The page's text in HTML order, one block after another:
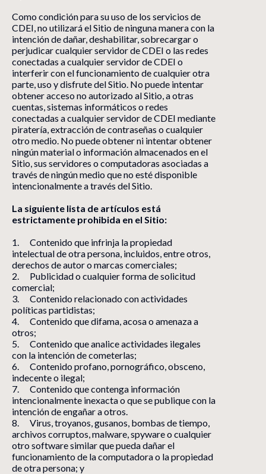
Como condición para su uso de los servicios de
CDEI, no utilizará el Sitio de ninguna manera con la
intención de dañar, deshabilitar, sobrecargar o
perjudicar cualquier servidor de CDEI o las redes
conectadas a cualquier servidor de CDEI o
interferir con el funcionamiento de cualquier otra
parte, uso y disfrute del Sitio. No puede intentar
obtener acceso no autorizado al Sitio, a otras
cuentas, sistemas informáticos o redes
conectadas a cualquier servidor de CDEI mediante
piratería, extracción de contraseñas o cualquier
otro medio. No puede obtener ni intentar obtener
ningún material o información almacenados en el
Sitio, sus servidores o computadoras asociadas a
través de ningún medio que no esté disponible
intencionalmente a través del Sitio.
La siguiente lista de artículos está
estrictamente prohibida en el Sitio:
1. Contenido que infrinja la propiedad
intelectual de otra persona, incluidos, entre otros,
derechos de autor o marcas comerciales;
2. Publicidad o cualquier forma de solicitud
comercial;
3. Contenido relacionado con actividades
políticas partidistas;
4. Contenido que difama, acosa o amenaza a
otros;
5. Contenido que analice actividades ilegales
con la intención de cometerlas;
6. Contenido profano, pornográfico, obsceno,
indecente o ilegal;
7. Contenido que contenga información
intencionalmente inexacta o que se publique con la
intención de engañar a otros.
8. Virus, troyanos, gusanos, bombas de tiempo,
archivos corruptos, malware, spyware o cualquier
otro software similar que pueda dañar el
funcionamiento de la computadora o la propiedad
de otra persona; y